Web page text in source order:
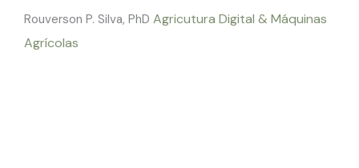
Rouverson P. Silva, PhD Agricutura Digital & Máquinas
Agrícolas